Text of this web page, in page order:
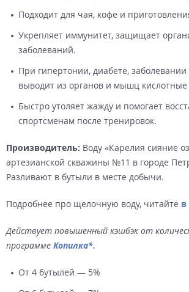
Подходит для чая, кофе и
Укрепляет иммунитет, защищает
заболеваний.
При гипертонии, диабете,
выводит из органов и мышц кислотные
Быстро утоляет жажду и помогает
спортсменам после тренировок.
Производитель: Воду «Карелия сияние
артезианской скважины №11 в городе
Разливают в бутыли в месте добычи.
Подробнее про щелочную воду, читайте в
Действует повышенный кэшбэк от
программе Копилка*.
От 4 бутылей — 5%